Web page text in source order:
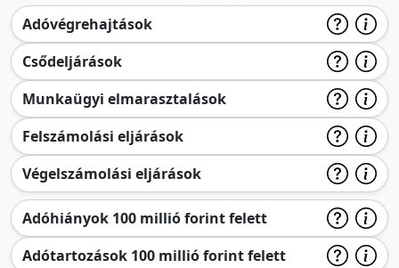
Adóvégrehajtások
Csődeljárások
Munkaügyi elmarasztalások
Felszámolási eljárások
Végelszámolási eljárások
Adóhiányok 100 millió forint felett
Adótartozások 100 millió forint felett